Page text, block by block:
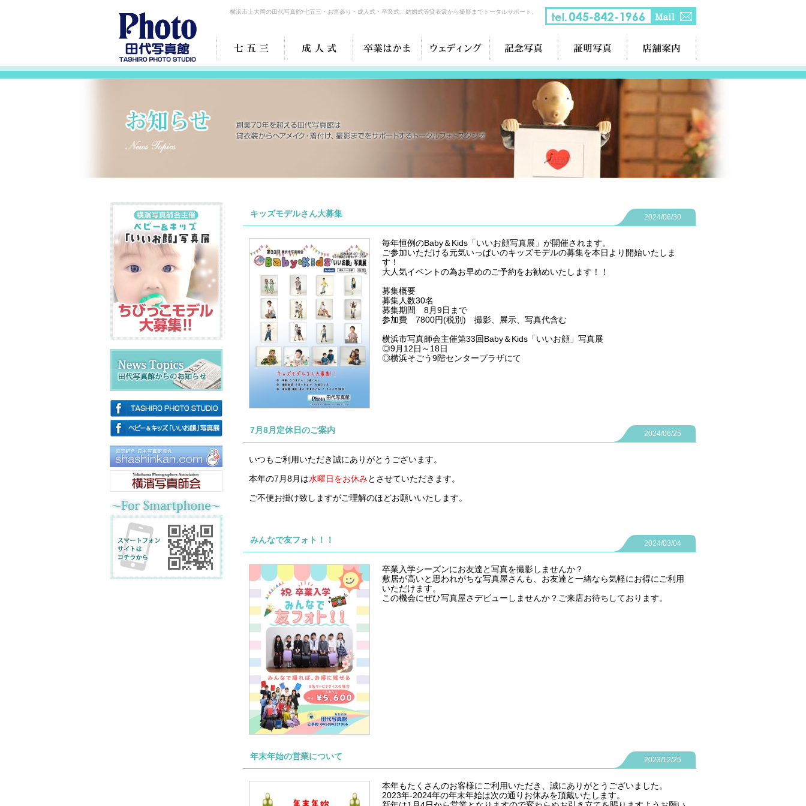
横浜市上大岡の田代写真館/七五三・お宮参り・成人式・卒業式、結婚式等貸衣裳から撮影までトータルサポート。
2024/06/30
キッズモデルさん大募集
毎年恒例のBaby＆Kids「いいお顔写真展」が開催されます。
ご参加いただける元気いっぱいのキッズモデルの募集を本日より開始いたしま
す！
大人気イベントの為お早めのご予約をお勧めいたします！！
募集概要
募集人数30名
募集期間 8月9日まで
参加費 7800円(税別) 撮影、展示、写真代含む
横浜市写真師会主催第33回Baby＆Kids「いいお顔」写真展
◎9月12日～18日
◎横浜そごう9階センタープラザにて
2024/06/25
7月8月定休日のご案内
いつもご利用いただき誠にありがとうございます。
本年の7月8月は水曜日をお休みとさせていただきます。
ご不便お掛け致しますがご理解のほどお願いいたします。
2024/03/04
みんなで友フォト！！
卒業入学シーズンにお友達と写真を撮影しませんか？
敷居が高いと思われがちな写真屋さんも、お友達と一緒なら気軽にお得にご利用
いただけます。
この機会にぜひ写真屋さデビューしませんか？ご来店お待ちしております。
2023/12/25
年末年始の営業について
本年もたくさんのお客様にご利用いただき、誠にありがとうございました。
2023年-2024年の年末年始は次の通りお休みを頂戴いたします。